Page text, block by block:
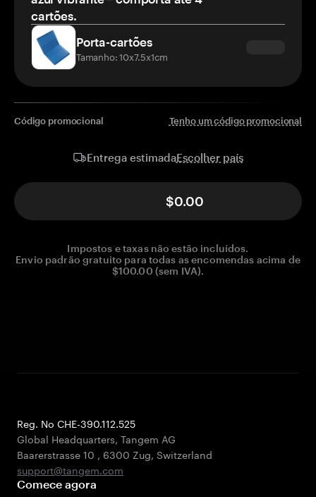
cartões.
Porta-cartões
Tamanho: 10x7.5x1cm
Código promocional Tenho um código promocional
Entrega estimadaEscolher país
$0.00
Impostos e taxas não estão incluídos.
Envio padrão gratuito para todas as encomendas acima de
$100.00 (sem IVA).
Reg. No CHE-390.112.525
Global Headquarters, Tangem AG
Baarerstrasse 10 , 6300 Zug, Switzerland
support@tangem.com
Comece agora